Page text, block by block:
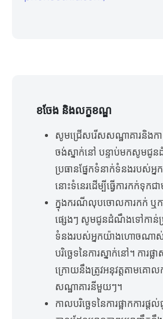
ខចែង និងលក្ខខណ្ឌ
សូមជ្រើសរើសសណ្ឋាគារនិងកា
ចង់ស្នាក់នៅ បន្ទាប់មកសូមជូ
ប្រធានផ្នែកទំនាក់ទំនងរបស់អ្ន
នោះទំនេរដើម្បីធ្វើការកក់ទុកជ
ក្នុងករណីលុបចោលការកក់ ឬកា
ផ្សេងៗ សូមជូនដំណឹងទៅកាន់ប្រ
ទំនងរបស់អ្នកយ៉ាងហោចណាស់
បរិច្ឆេទនៃការស្នាក់នៅ។ ការផ្
ក្រោយនឹងត្រូវអនុវត្តតាមគោ
សណ្ឋាគារនីមួយៗ។
កាលបរិច្ឆេទនៃការផ្អាកការផ្ដ